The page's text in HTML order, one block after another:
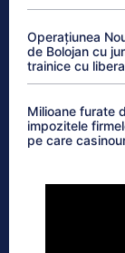
Operațiunea
de Bolojan cu
trainice cu
Milioane furate
impozitele
pe care